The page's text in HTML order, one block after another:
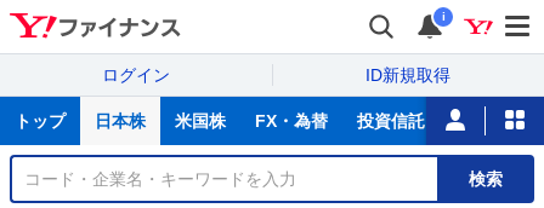
i
ログイン ID新規取得
サ
トップ 日本株 米国株 FX・為替 投資信託 ニュース
銘
検索